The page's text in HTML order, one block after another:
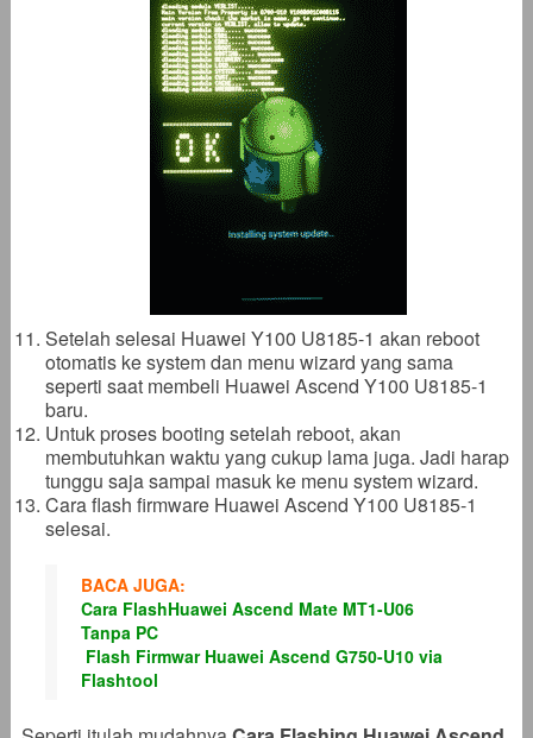
Setelah selesai Huawei Y100 U8185-1 akan reboot
otomatis ke system dan menu wizard yang sama
seperti saat membeli Huawei Ascend Y100 U8185-1
baru.
Untuk proses booting setelah reboot, akan
membutuhkan waktu yang cukup lama juga. Jadi harap
tunggu saja sampai masuk ke menu system wizard.
Cara flash firmware Huawei Ascend Y100 U8185-1
selesai.
BACA JUGA:
Cara FlashHuawei Ascend Mate MT1-U06
Tanpa PC
Flash Firmwar Huawei Ascend G750-U10 via
Flashtool